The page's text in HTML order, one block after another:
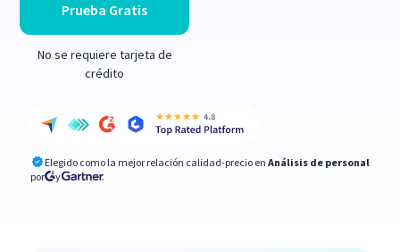
Prueba Gratis
No se requiere tarjeta de
crédito
Elegido como la mejor relación calidad-precio en Análisis de personal
por
y